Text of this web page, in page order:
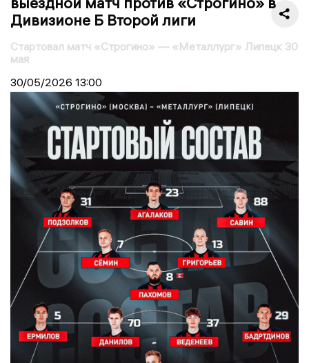
Дивизионе Б Второй лиги
Стартовал матч «Строгино» — «Металлург» Липецк 30
мая
30/05/2026 13:00